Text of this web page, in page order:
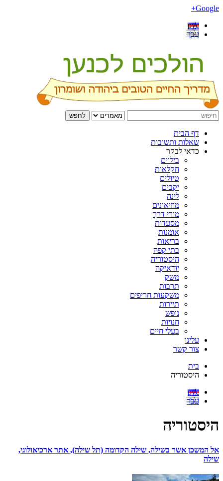
Google+
рус
עבר
לחפש
דף הבית
שאלות ותשובות
כדאי לבקר
בילוים
חקלאות
טיולים
יקבים
לינה
מוזיאונים
מורי דרך
מסעדות
אומנות
בריאות
בתי קפה
היסטוריה
יודאיקה
משק
תרבות
משקעות חריפים
תיירות
נופש
חנויות
בעלי חיים
עלינו
צור קשר
בית
היסטוריה
рус
עבר
היסטוריה
אל המשכן אשר בשילה, שילה הקדומה (תל שילה), אתר ארכיאולוגי,
שילה